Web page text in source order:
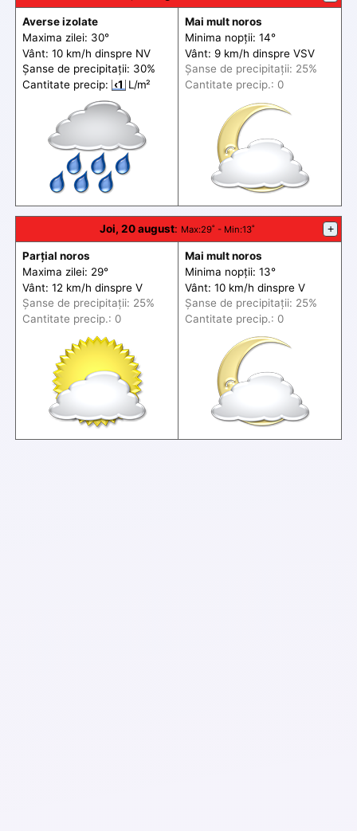
Averse izolate
Maxima zilei: 30°
Vânt: 10 km/h dinspre NV
Șanse de precipitații: 30%
Cantitate precip: ‹1 L/m²
Mai mult noros
Minima nopții: 14°
Vânt: 9 km/h dinspre VSV
Șanse de precipitații: 25%
Cantitate precip.: 0
Joi, 20 august: Max:29˚ - Min:13˚ +
Parțial noros
Maxima zilei: 29°
Vânt: 12 km/h dinspre V
Șanse de precipitații: 25%
Cantitate precip.: 0
Mai mult noros
Minima nopții: 13°
Vânt: 10 km/h dinspre V
Șanse de precipitații: 25%
Cantitate precip.: 0